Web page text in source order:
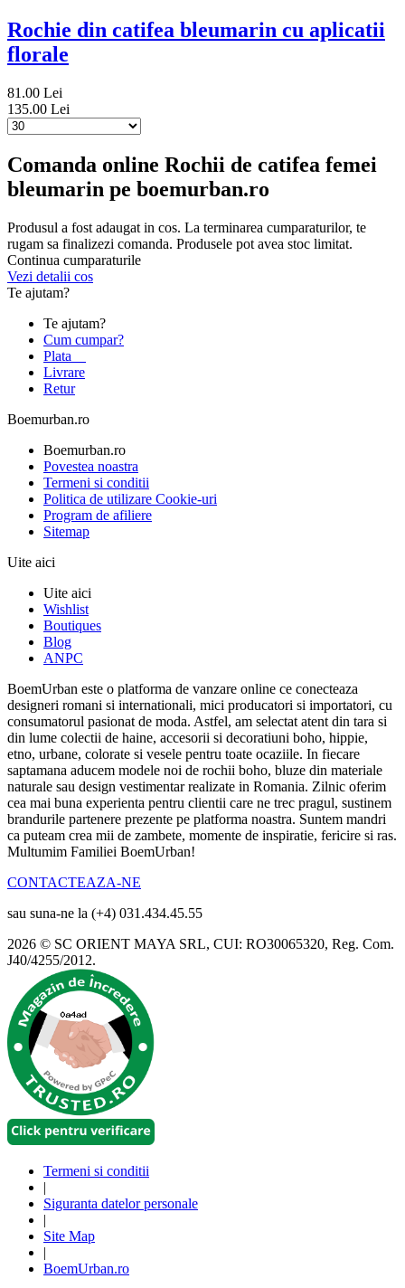
Rochie din catifea bleumarin cu aplicatii
florale
81.00 Lei
135.00 Lei
Comanda online Rochii de catifea femei
bleumarin pe boemurban.ro
Produsul a fost adaugat in cos. La terminarea cumparaturilor, te
rugam sa finalizezi comanda. Produsele pot avea stoc limitat.
Continua cumparaturile
Vezi detalii cos
Te ajutam?
Te ajutam?
Cum cumpar?
Plata
Livrare
Retur
Boemurban.ro
Boemurban.ro
Povestea noastra
Termeni si conditii
Politica de utilizare Cookie-uri
Program de afiliere
Sitemap
Uite aici
Uite aici
Wishlist
Boutiques
Blog
ANPC
BoemUrban este o platforma de vanzare online ce conecteaza
designeri romani si internationali, mici producatori si importatori, cu
consumatorul pasionat de moda. Astfel, am selectat atent din tara si
din lume colectii de haine, accesorii si decoratiuni boho, hippie,
etno, urbane, colorate si vesele pentru toate ocaziile. In fiecare
saptamana aducem modele noi de rochii boho, bluze din materiale
naturale sau design vestimentar realizate in Romania. Zilnic oferim
cea mai buna experienta pentru clientii care ne trec pragul, sustinem
brandurile partenere prezente pe platforma noastra. Suntem mandri
ca puteam crea mii de zambete, momente de inspiratie, fericire si ras.
Multumim Familiei BoemUrban!
CONTACTEAZA-NE
sau suna-ne la (+4) 031.434.45.55
2026 © SC ORIENT MAYA SRL, CUI: RO30065320, Reg. Com.
J40/4255/2012.
Termeni si conditii
|
Siguranta datelor personale
|
Site Map
|
BoemUrban.ro